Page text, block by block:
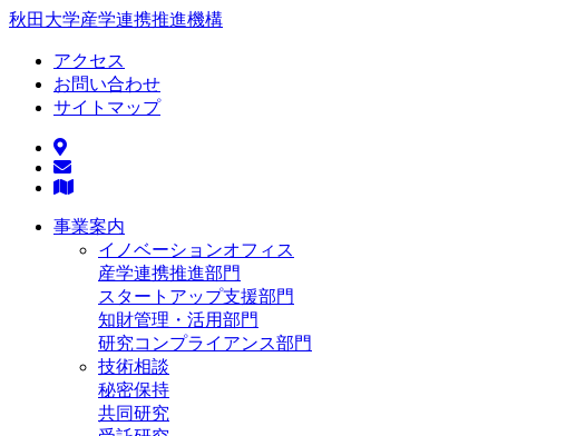
秋田大学産学連携推進機構
アクセス
お問い合わせ
サイトマップ
事業案内
イノベーションオフィス
産学連携推進部門
スタートアップ支援部門
知財管理・活用部門
研究コンプライアンス部門
技術相談
秘密保持
共同研究